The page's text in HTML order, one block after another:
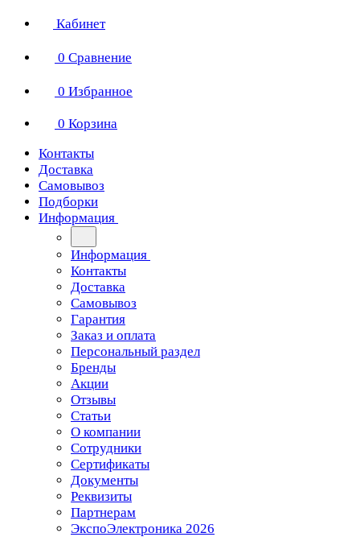
Кабинет
0 Сравнение
0 Избранное
0 Корзина
Контакты
Доставка
Самовывоз
Подборки
Информация
Информация
Контакты
Доставка
Самовывоз
Гарантия
Заказ и оплата
Персональный раздел
Бренды
Акции
Отзывы
Статьи
О компании
Сотрудники
Сертификаты
Документы
Реквизиты
Партнерам
ЭкспоЭлектроника 2026